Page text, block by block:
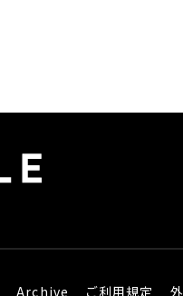
Archive ご利用規定